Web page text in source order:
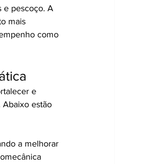
e pescoço. A
mais
como
e
Abaixo estão
a melhorar